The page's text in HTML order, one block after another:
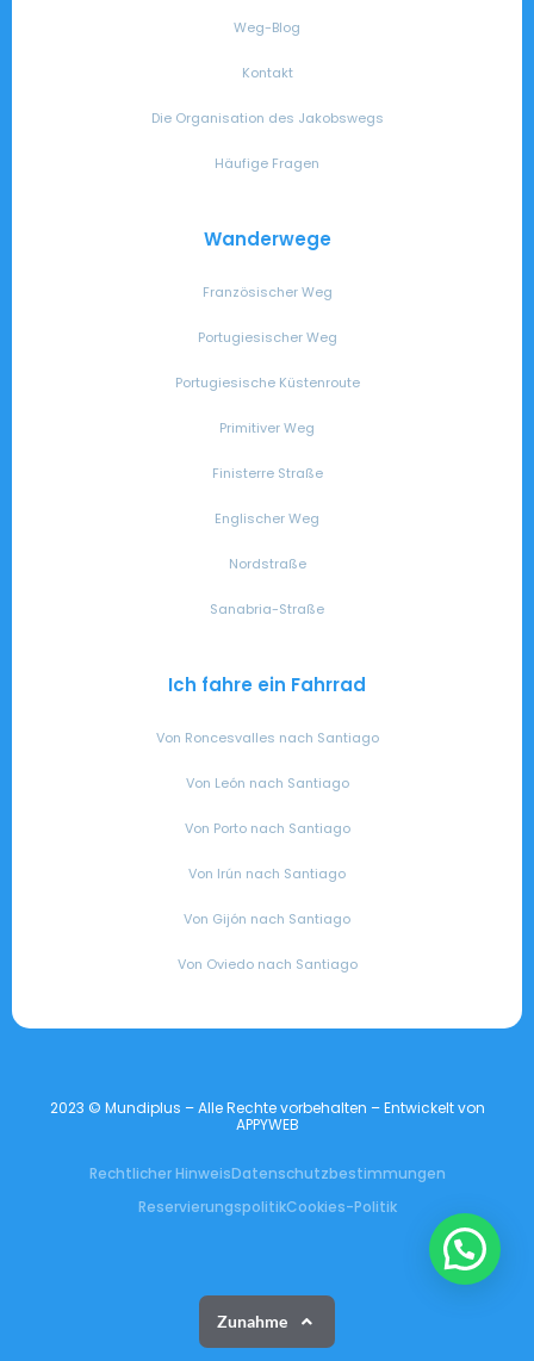
Weg-Blog
Kontakt
Die Organisation des Jakobswegs
Häufige Fragen
Wanderwege
Französischer Weg
Portugiesischer Weg
Portugiesische Küstenroute
Primitiver Weg
Finisterre Straße
Englischer Weg
Nordstraße
Sanabria-Straße
Ich fahre ein Fahrrad
Von Roncesvalles nach Santiago
Von León nach Santiago
Von Porto nach Santiago
Von Irún nach Santiago
Von Gijón nach Santiago
Von Oviedo nach Santiago
2023 © Mundiplus – Alle Rechte vorbehalten – Entwickelt von
APPYWEB
Rechtlicher HinweisDatenschutzbestimmungen
ReservierungspolitikCookies-Politik
Zunahme